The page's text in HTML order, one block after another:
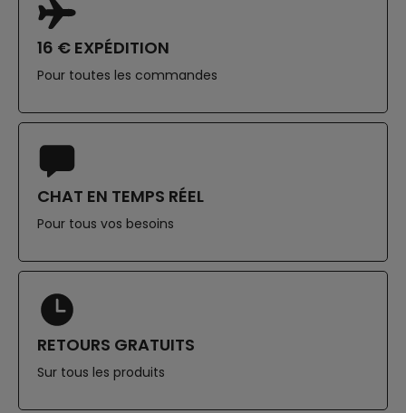
16 € EXPÉDITION
Pour toutes les commandes
CHAT EN TEMPS RÉEL
Pour tous vos besoins
RETOURS GRATUITS
Sur tous les produits